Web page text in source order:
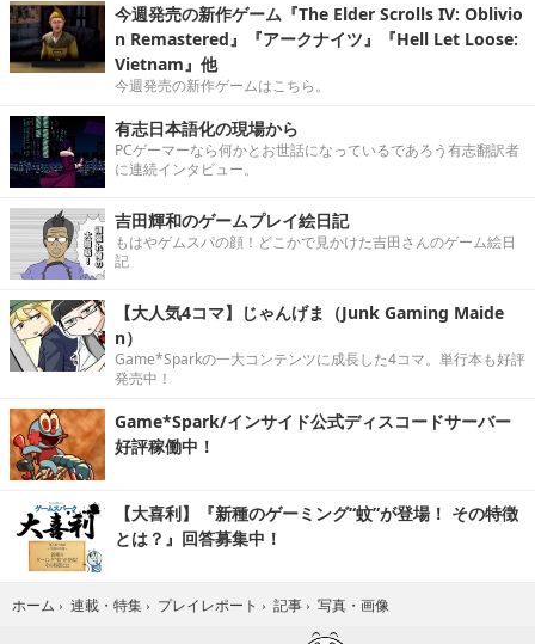
今週発売の新作ゲーム『The Elder Scrolls IV: Oblivio
n Remastered』『アークナイツ』『Hell Let Loose:
Vietnam』他
今週発売の新作ゲームはこちら。
有志日本語化の現場から
PCゲーマーなら何かとお世話になっているであろう有志翻訳者
に連続インタビュー。
吉田輝和のゲームプレイ絵日記
もはやゲムスパの顔！どこかで見かけた吉田さんのゲーム絵日
記
【大人気4コマ】じゃんげま（Junk Gaming Maide
n）
Game*Sparkの一大コンテンツに成長した4コマ。単行本も好評
発売中！
Game*Spark/インサイド公式ディスコードサーバー
好評稼働中！
【大喜利】『新種のゲーミング“蚊”が登場！ その特徴
とは？』回答募集中！
ホーム › 連載・特集 › プレイレポート › 記事 › 写真・画像